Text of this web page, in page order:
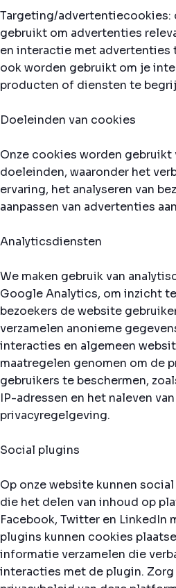
Targeting/advertentiecookies:
gebruikt om advertenties
en interactie met advertenties
ook worden gebruikt om je
producten of diensten te
Doeleinden van cookies
Onze cookies worden
doeleinden, waaronder het
ervaring, het analyseren van
aanpassen van advertenties
Analyticsdiensten
We maken gebruik van
Google Analytics, om inzicht
bezoekers de website
verzamelen anonieme
interacties en algemeen
maatregelen genomen om de
gebruikers te beschermen,
IP-adressen en het naleven
privacyregelgeving.
Social plugins
Op onze website kunnen
die het delen van inhoud op
Facebook, Twitter en LinkedIn
plugins kunnen cookies
informatie verzamelen die
interacties met de plugin.